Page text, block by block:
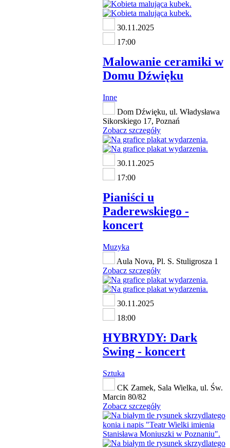
30.11.2025
17:00
Malowanie ceramiki w
Domu Dźwięku
Inne
Dom Dźwięku, ul. Władysława
Sikorskiego 17, Poznań
Zobacz szczegóły
30.11.2025
17:00
Pianiści u
Paderewskiego -
koncert
Muzyka
Aula Nova, Pl. S. Stuligrosza 1
Zobacz szczegóły
30.11.2025
18:00
HYBRYDY: Dark
Swing - koncert
Sztuka
CK Zamek, Sala Wielka, ul. Św.
Marcin 80/82
Zobacz szczegóły